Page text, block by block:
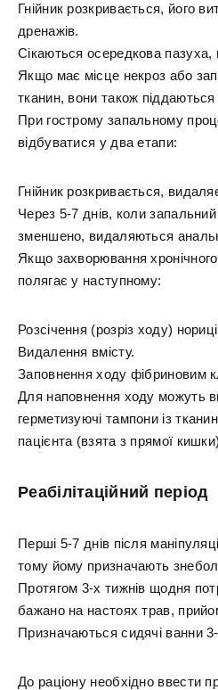
Гнійник розкривається, його
дренажів.
Сікаються осередкова пазуха,
Якщо має місце некроз або
тканин, вони також
При гострому запальному
відбуватися у два етапи:
Гнійник розкривається,
Через 5-7 днів, коли
зменшено, видаляються
Якщо захворювання
полягає у наступному:
Розсічення (розріз ходу)
Видалення вмісту.
Заповнення ходу фібриновим
Для наповнення ходу можуть
герметизуючі тампони із
пацієнта (взята з прямої
Реабілітаційний період
Перші 5-7 днів після
тому йому призначають
Протягом 3-х тижнів щодня
бажано на настоях трав,
Призначаються сидячі ванни
До раціону необхідно ввести